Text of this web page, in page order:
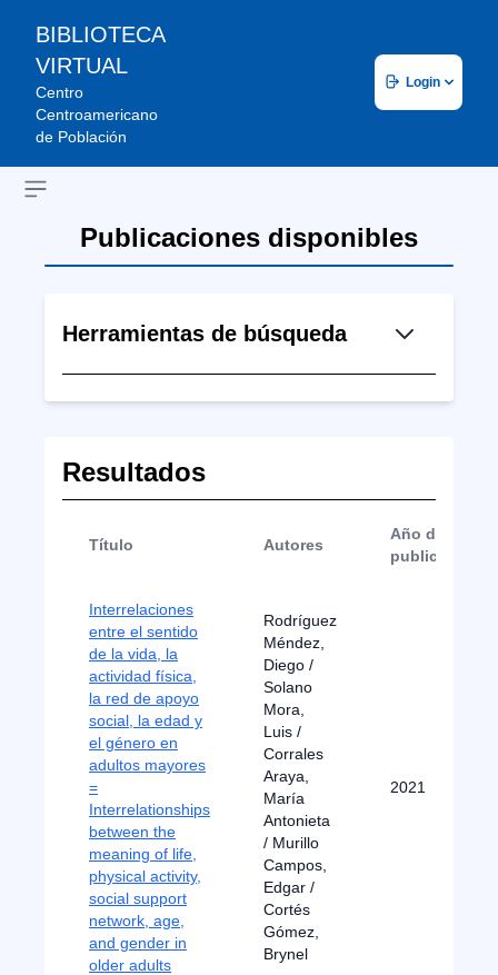
BIBLIOTECA
VIRTUAL
Centro
Centroamericano
de Población
Login
Open sidebar
Publicaciones disponibles
Herramientas de búsqueda
Resultados
Título Autores
Año de
publicación
Interrelaciones
entre el sentido
de la vida, la
actividad física,
la red de apoyo
social, la edad y
el género en
adultos mayores
=
Interrelationships
between the
meaning of life,
physical activity,
social support
network, age,
and gender in
older adults
Rodríguez
Méndez,
Diego /
Solano
Mora,
Luis /
Corrales
Araya,
María
Antonieta
/ Murillo
Campos,
Edgar /
Cortés
Gómez,
Brynel
2021